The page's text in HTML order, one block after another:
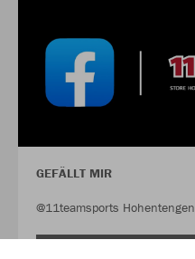
GEFÄLLT MIR
@11teamsports Hohentengen